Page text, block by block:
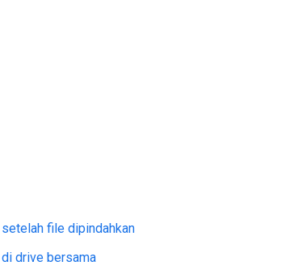
file dipindahkan
drive bersama